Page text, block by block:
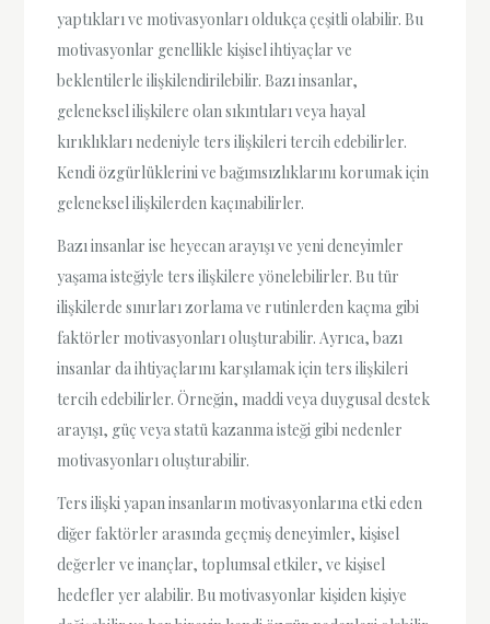
yaptıkları ve motivasyonları oldukça çeşitli olabilir. Bu
motivasyonlar genellikle kişisel ihtiyaçlar ve
beklentilerle ilişkilendirilebilir. Bazı insanlar,
geleneksel ilişkilere olan sıkıntıları veya hayal
kırıklıkları nedeniyle ters ilişkileri tercih edebilirler.
Kendi özgürlüklerini ve bağımsızlıklarını korumak için
geleneksel ilişkilerden kaçınabilirler.
Bazı insanlar ise heyecan arayışı ve yeni deneyimler
yaşama isteğiyle ters ilişkilere yönelebilirler. Bu tür
ilişkilerde sınırları zorlama ve rutinlerden kaçma gibi
faktörler motivasyonları oluşturabilir. Ayrıca, bazı
insanlar da ihtiyaçlarını karşılamak için ters ilişkileri
tercih edebilirler. Örneğin, maddi veya duygusal destek
arayışı, güç veya statü kazanma isteği gibi nedenler
motivasyonları oluşturabilir.
Ters ilişki yapan insanların motivasyonlarına etki eden
diğer faktörler arasında geçmiş deneyimler, kişisel
değerler ve inançlar, toplumsal etkiler, ve kişisel
hedefler yer alabilir. Bu motivasyonlar kişiden kişiye